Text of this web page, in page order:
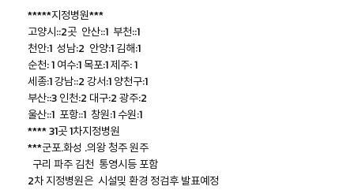
*****지정병원***
고양시::2곳 안산::1 부천::1
천안:1 성남:2 안양:1 김해:1
순천: 1 여수:1 목포:1 제주: 1
세종:1 강남::2 강서:1 양천구:1
부산::3 인천:2 대구:2 광주:2
울산::1 포항::1 창원:1 수원:1
**** 31곳 1차지정병원
***군포.화성 .의왕 청주 원주
구리 파주 김천 통영시등 포함
2차 지정병원은 시설밎 환경 정검후 발표예정